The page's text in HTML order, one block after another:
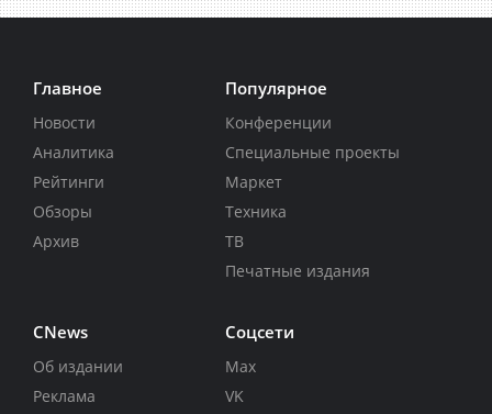
Главное
Новости
Аналитика
Рейтинги
Обзоры
Архив
Популярное
Конференции
Специальные проекты
Маркет
Техника
ТВ
Печатные издания
CNews
Об издании
Реклама
Соцсети
Max
VK